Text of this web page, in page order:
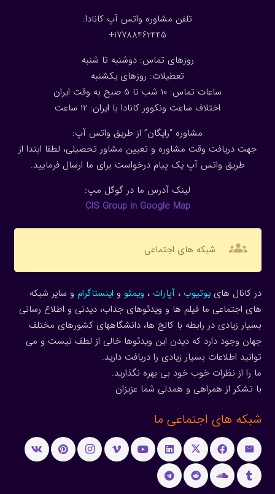
تلفن مشاوره واتس آپ کانادا:
17788462445+
روزهای تماس: دوشنبه تا شنبه
تعطیلات: روزهای یکشنبه
ساعات تماس: 10 شب تا 5 صبح به وقت ایران
اختلاف ساعت ونکوور کانادا با ایران: 1 2 ساعت
مشاوره “رایگان” از طریق واتس آپ:
جهت دریافت وقت مشاوره و تعیین مشاور تحصیلی، لطفا ابتدا از
طریق واتس آپ یک پیام درخواست برای ما ارسال فرمایید.
لینک آدرس ما در گوگل مپ:
CIS Group in Google Map
groups شبکه های اجتماعی
در کانال هاییوتیوب ، آپارات ، ویمئو و اینستاگرام و سایر شبکه
های اجتماعی ما فیلم ها و ویدئوهای جذاب، دیدنی و اطلاع رسانی
بسیار زیادی در رابطه با کالج ها، دانشگاههای کشورهای مختلف
جهان وجود دارد که دیدن این ویدئوها خالی از لطف نیست و می
توانید اطلاعات بسیار زیادی را دریافت دارید.
ما را از نظرات خوب خود بی بهره نگذارید.
با تشکر از همراهی و همدلی شما عزیزان
شبکه های اجتماعی ما